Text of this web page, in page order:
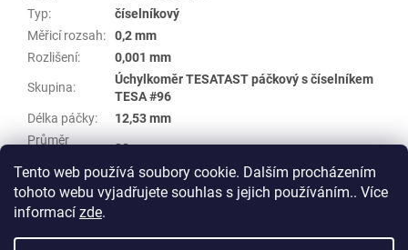
Tento web používá soubory cookie. Dalším procházením
tohoto webu vyjadřujete souhlas s jejich používáním.. Více
informací zde.
Typ:
číselníkový
Měřicí rozsah:
0,2 mm
Rozlišení: 0,001 mm
Skupina:
Úchylkoměr TESATAST páčkový s číselníkem
TESA #96
Délka páčky:
12,53 mm
Průměr
38 mm